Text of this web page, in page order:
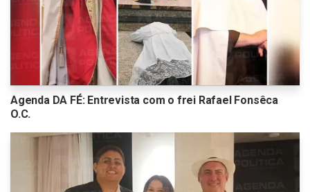
Agenda DA FÉ: Entrevista com o frei Rafael Fonsêca
O.C.